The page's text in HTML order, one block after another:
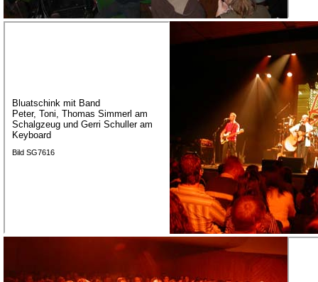
Bluatschink mit Band
Peter, Toni, Thomas Simmerl am
Schalgzeug und Gerri Schuller am
Keyboard
Bild SG7616